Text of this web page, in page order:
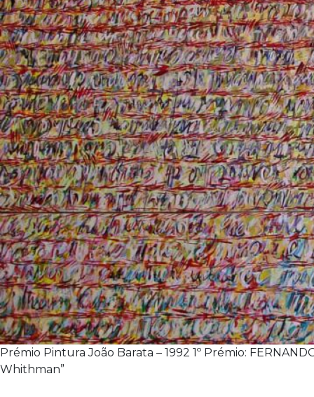
Prémio Pintura João Barata – 1992 1º Prémio:
Whithman”